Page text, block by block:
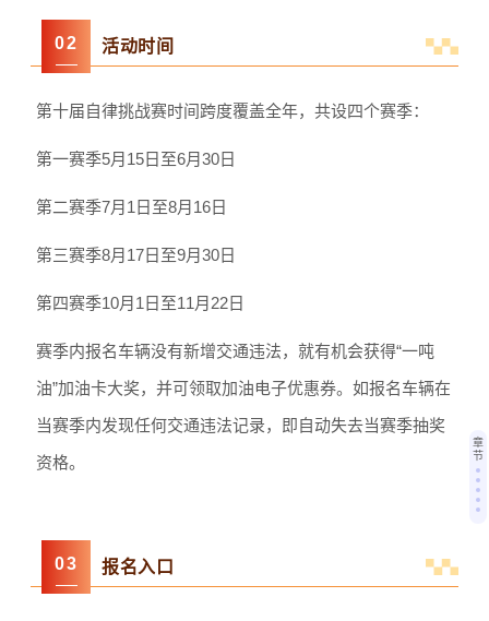
02 活动时间
第十届自律挑战赛时间跨度覆盖全年，共设四个赛季：
第一赛季5月15日至6月30日
第二赛季7月1日至8月16日
第三赛季8月17日至9月30日
第四赛季10月1日至11月22日
赛季内报名车辆没有新增交通违法，就有机会获得“一吨
油”加油卡大奖，并可领取加油电子优惠券。如报名车辆在
当赛季内发现任何交通违法记录，即自动失去当赛季抽奖
资格。
03 报名入口
章
节